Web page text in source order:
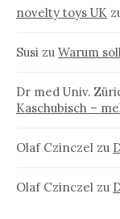
novelty toys UK
Susi zu Warum
Dr med Univ.
Kaschubisch –
Olaf Czinczel zu
Olaf Czinczel zu